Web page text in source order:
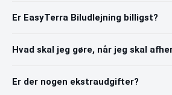
Er EasyTerra Biludlejning billigst?
Hvad skal jeg gøre, når jeg skal
Er der nogen ekstraudgifter?